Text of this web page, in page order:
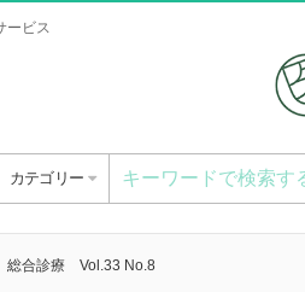
ービス
カテゴリー
総合診療 Vol.33 No.8